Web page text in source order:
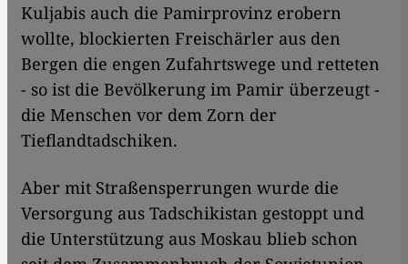
Kuljabis auch die Pamirprovinz erobern
wollte, blockierten Freischärler aus den
Bergen die engen Zufahrtswege und retteten
- so ist die Bevölkerung im Pamir überzeugt -
die Menschen vor dem Zorn der
Tieflandtadschiken.
Aber mit Straßensperrungen wurde die
Versorgung aus Tadschikistan gestoppt und
die Unterstützung aus Moskau blieb schon